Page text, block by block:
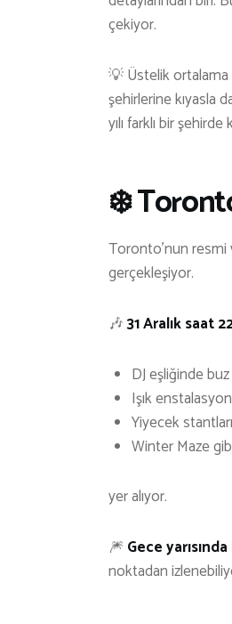
çekiyor.
💡 Üstelik ortalama
şehirlerine kıyasla
yılı farklı bir şehirde
❄️
Toronto’nun resmi
gerçekleşiyor.
🎶31 Aralık saat
DJ eşliğinde
Işık
Yiyecek stantları
Winter Maze
yer alıyor.
🎆 Gece
noktadan